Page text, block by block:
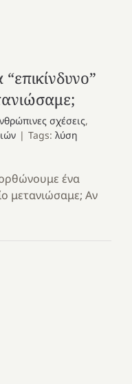
σχέσεις,
| Tags: λύση
ένα
μετανιώσαμε; Αν